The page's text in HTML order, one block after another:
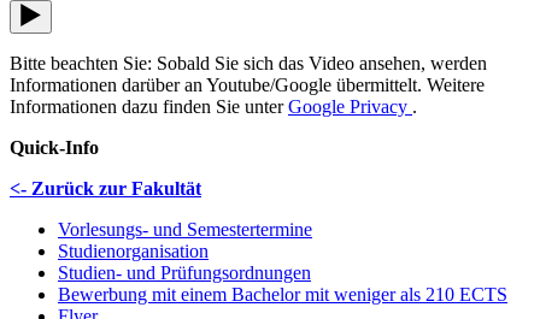
Bitte beachten Sie: Sobald Sie sich das Video ansehen, werden
Informationen darüber an Youtube/Google übermittelt. Weitere
Informationen dazu finden Sie unterGoogle Privacy .
Quick-Info
<- Zurück zur Fakultät
Vorlesungs- und Semestertermine
Studienorganisation
Studien- und Prüfungsordnungen
Bewerbung mit einem Bachelor mit weniger als 210 ECTS